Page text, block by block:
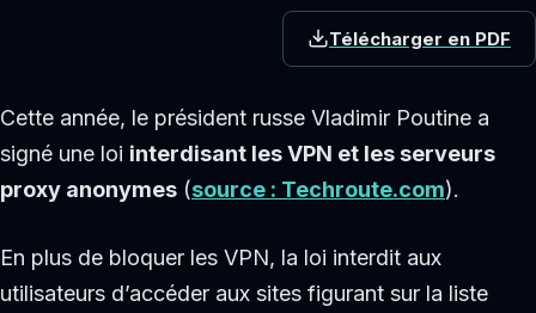
Télécharger en PDF
Cette année, le président russe Vladimir Poutine a
signé une loi interdisant les VPN et les serveurs
proxy anonymes (source : Techroute.com).
En plus de bloquer les VPN, la loi interdit aux
utilisateurs d’accéder aux sites figurant sur la liste